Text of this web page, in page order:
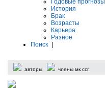
Годовые прогнозы
История
Брак
Возрасты
Карьера
Разное
Поиск
авторы члены мк ссг